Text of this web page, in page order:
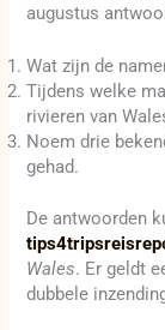
augustus
Wat zijn de
Tijdens welke
rivieren van
Noem drie
gehad.
De antwoorden
Wales. Er geldt
dubbele